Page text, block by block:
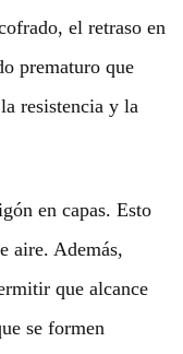
el retraso en
prematuro que
resistencia y la
en capas. Esto
aire. Además,
que alcance
se formen